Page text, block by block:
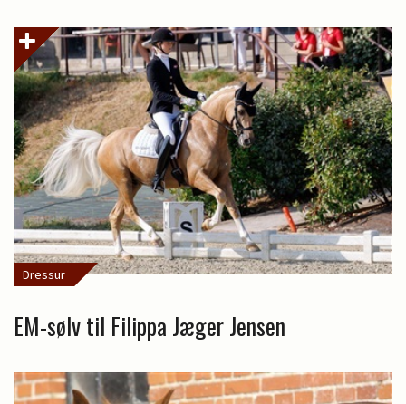
Dressur
EM-sølv til Filippa Jæger Jensen